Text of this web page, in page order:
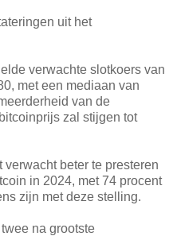
uit het
verwachte slotkoers van
met een mediaan van
van de
zal stijgen tot
verwacht beter te presteren
in 2024, met 74 procent
zijn met deze stelling.
na grootste